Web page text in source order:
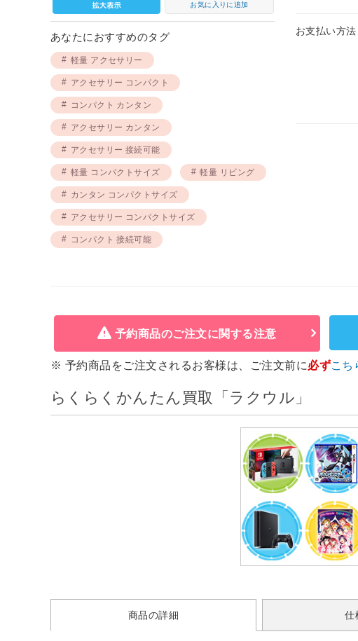
お支払い方法
お気に入りに追加
あなたにおすすめのタグ
軽量 アクセサリー
アクセサリー コンパクト
コンパクト カンタン
アクセサリー カンタン
アクセサリー 接続可能
軽量 コンパクトサイズ 軽量 リビング
カンタン コンパクトサイズ
アクセサリー コンパクトサイズ
コンパクト 接続可能
予約商品のご注文に関する注意
※ 予約商品をご注文されるお客様は、ご注文前に必ずこち
らくらくかんたん買取「ラクウル」
商品の詳細 仕